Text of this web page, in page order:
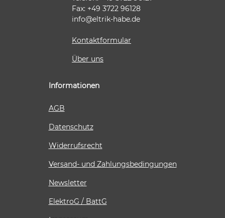
Fax: +49 3722 96128
info@eltrik-habe.de
Kontaktformular
Über uns
Informationen
AGB
Datenschutz
Widerrufsrecht
Versand- und Zahlungsbedingungen
Newsletter
ElektroG / BattG